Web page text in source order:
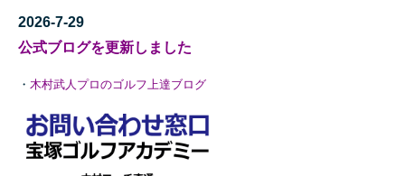
2026-7-29
公式ブログを更新しました
・ 木村武人プロのゴルフ上達ブログ